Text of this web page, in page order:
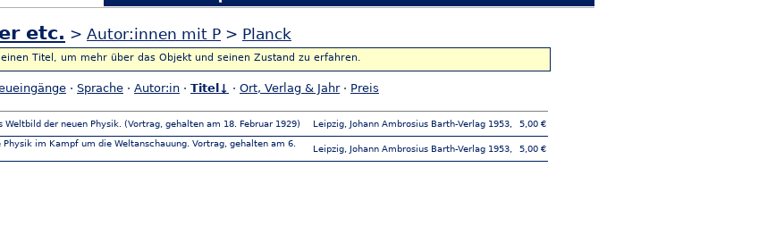
etc. > Autor:innen mit P > Planck
einen Titel, um mehr über das Objekt und seinen Zustand zu erfahren.
· Sprache · Autor:in · Titel↓ · Ort, Verlag & Jahr· Preis
Weltbild der neuen Physik. (Vortrag, gehalten am 18. Februar 1929) Leipzig, Johann Ambrosius Barth-Verlag 1953,
5,00 €
Physik im Kampf um die Weltanschauung. Vortrag, gehalten am 6.
Leipzig, Johann Ambrosius Barth-Verlag 1953, 5,00 €